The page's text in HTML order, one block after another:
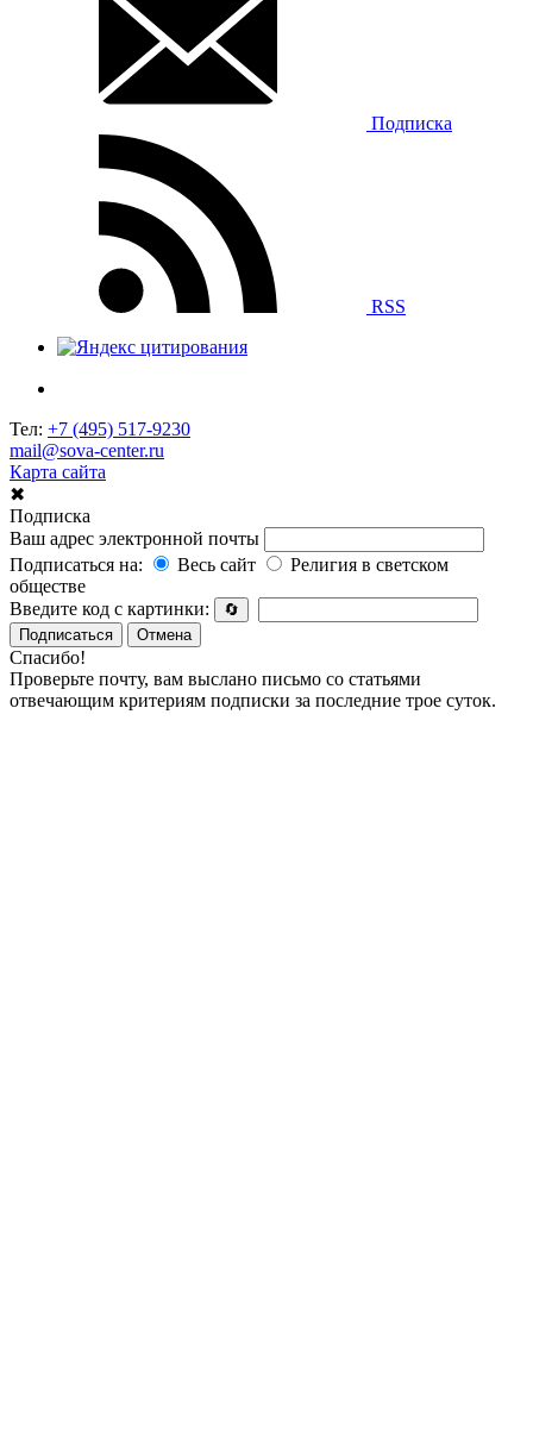
Подписка
RSS
Тел: +7 (495) 517-9230
mail@sova-center.ru
Карта сайта
✖
Подписка
Ваш адрес электронной почты
Подписаться на:
Весь сайт
Религия в светском
обществе
Введите код с картинки:
🔄
Подписаться
Отмена
Спасибо!
Проверьте почту, вам выслано письмо со статьями
отвечающим критериям подписки за последние трое суток.